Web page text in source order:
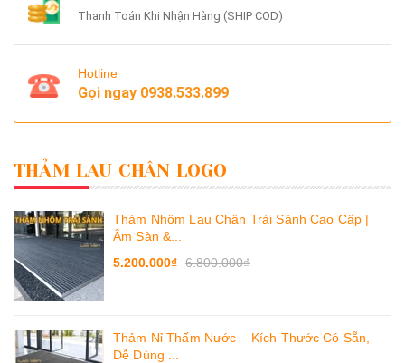
Thanh Toán Khi Nhận Hàng (SHIP COD)
Hotline
Gọi ngay 0938.533.899
THẢM LAU CHÂN LOGO
Thảm Nhôm Lau Chân Trải Sảnh Cao Cấp |
Âm Sàn &...
5.200.000₫ 6.800.000₫
Thảm Nỉ Thấm Nước – Kích Thước Có Sẵn,
Dễ Dùng ...